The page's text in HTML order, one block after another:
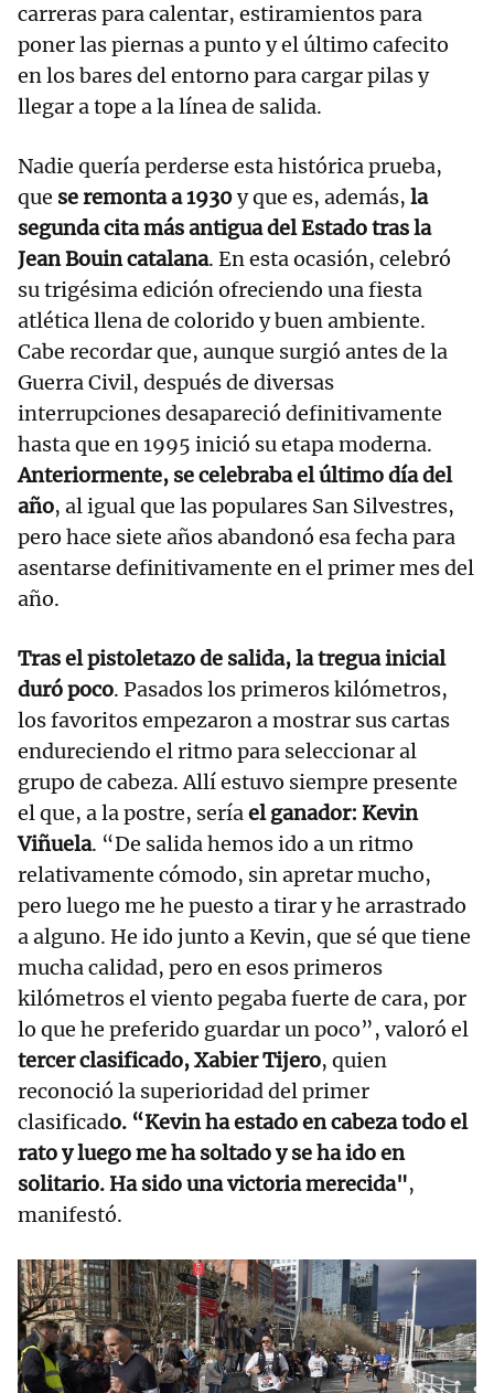
carreras para calentar, estiramientos para
poner las piernas a punto y el último cafecito
en los bares del entorno para cargar pilas y
llegar a tope a la línea de salida.
Nadie quería perderse esta histórica prueba,
que se remonta a 1930y que es, además, la
segunda cita más antigua del Estado tras la
Jean Bouin catalana. En esta ocasión, celebró
su trigésima edición ofreciendo una fiesta
atlética llena de colorido y buen ambiente.
Cabe recordar que, aunque surgió antes de la
Guerra Civil, después de diversas
interrupciones desapareció definitivamente
hasta que en 1995 inició su etapa moderna.
Anteriormente, se celebraba el último día del
año, al igual que las populares San Silvestres,
pero hace siete años abandonó esa fecha para
asentarse definitivamente en el primer mes del
año.
Tras el pistoletazo de salida, la tregua inicial
duró poco. Pasados los primeros kilómetros,
los favoritos empezaron a mostrar sus cartas
endureciendo el ritmo para seleccionar al
grupo de cabeza. Allí estuvo siempre presente
el que, a la postre, seríael ganador: Kevin
Viñuela. “De salida hemos ido a un ritmo
relativamente cómodo, sin apretar mucho,
pero luego me he puesto a tirar y he arrastrado
a alguno. He ido junto a Kevin, que sé que tiene
mucha calidad, pero en esos primeros
kilómetros el viento pegaba fuerte de cara, por
lo que he preferido guardar un poco”, valoró el
tercer clasificado, Xabier Tijero, quien
reconoció la superioridad del primer
clasificado. “Kevin ha estado en cabeza todo el
rato y luego me ha soltado y se ha ido en
solitario. Ha sido una victoria merecida",
manifestó.